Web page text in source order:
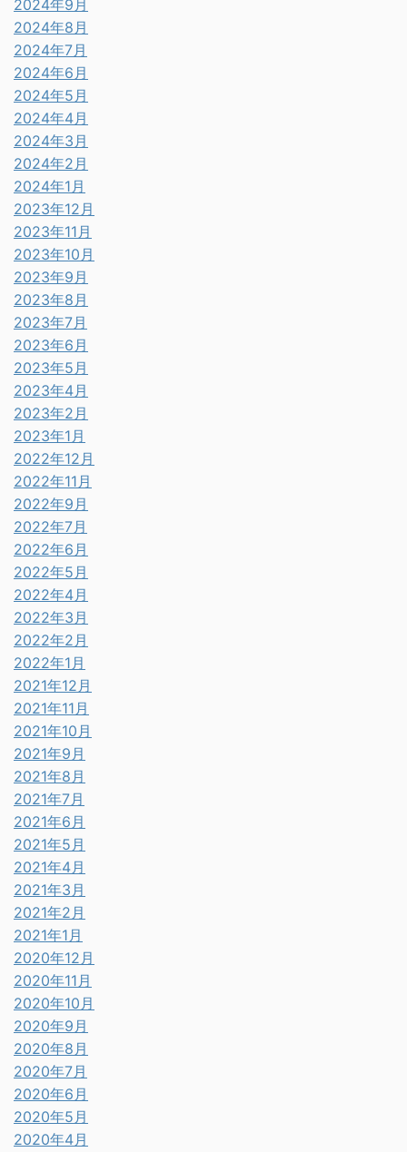
2024年9月
2024年8月
2024年7月
2024年6月
2024年5月
2024年4月
2024年3月
2024年2月
2024年1月
2023年12月
2023年11月
2023年10月
2023年9月
2023年8月
2023年7月
2023年6月
2023年5月
2023年4月
2023年2月
2023年1月
2022年12月
2022年11月
2022年9月
2022年7月
2022年6月
2022年5月
2022年4月
2022年3月
2022年2月
2022年1月
2021年12月
2021年11月
2021年10月
2021年9月
2021年8月
2021年7月
2021年6月
2021年5月
2021年4月
2021年3月
2021年2月
2021年1月
2020年12月
2020年11月
2020年10月
2020年9月
2020年8月
2020年7月
2020年6月
2020年5月
2020年4月